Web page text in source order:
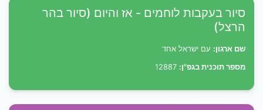
סיור בעקבות לוחמים - אז והיום (סיור בהר
הרצל)
שם ארגון: עם ישראל אחד
מספר תוכנית בגפ"ן: